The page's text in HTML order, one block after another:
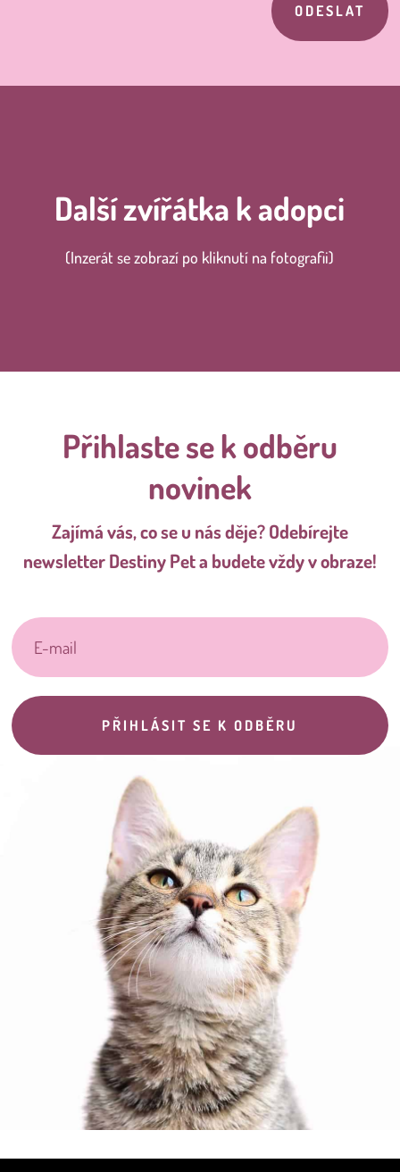
ODESLAT
Další zvířátka k adopci
(Inzerát se zobrazí po kliknutí na fotografii)
Přihlaste se k odběru
novinek
Zajímá vás, co se u nás děje? Odebírejte
newsletter Destiny Pet a budete vždy v obraze!
PŘIHLÁSIT SE K ODBĚRU